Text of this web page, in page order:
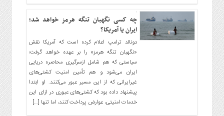
چه کسی نگهبان تنگه هرمز خواهد شد؛
ایران یا آمریکا؟
دونالد ترامپ اعلام کرده است که آمریکا نقش
«نگهبان تنگه هرمز» را بر عهده خواهد گرفت؛
سیاستی که هم شامل ازسرگیری محاصره دریایی
ایران می‌شود و هم تأمین امنیت کشتی‌های
غیرایرانی که از این مسیر عبور می‌کنند. او ابتدا
پیشنهاد داده بود که کشتی‌های عبوری در ازای این
خدمات امنیتی، عوارض پرداخت کنند، اما تنها […]